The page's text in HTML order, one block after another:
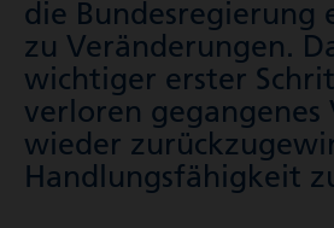
die Bundes­re­gie­rung
zu Veränderungen.
wichtiger erster
verloren gegangenes
wieder
Hand­lungs­fä­hig­keit